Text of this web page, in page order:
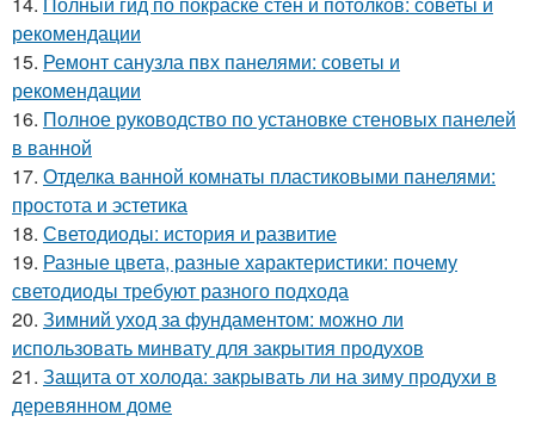
рекомендации
15. Ремонт санузла пвх панелями: советы и
рекомендации
16. Полное руководство по установке стеновых панелей
в ванной
17. Отделка ванной комнаты пластиковыми панелями:
простота и эстетика
18. Светодиоды: история и развитие
19. Разные цвета, разные характеристики: почему
светодиоды требуют разного подхода
20. Зимний уход за фундаментом: можно ли
использовать минвату для закрытия продухов
21. Защита от холода: закрывать ли на зиму продухи в
деревянном доме